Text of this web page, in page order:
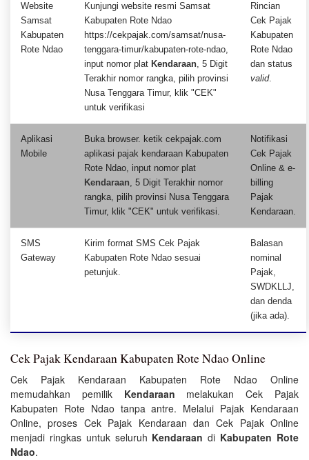
Website
Samsat
Kabupaten
Rote Ndao
Kunjungi website resmi Samsat
Kabupaten Rote Ndao
https://cekpajak.com/samsat/nusa-
tenggara-timur/kabupaten-rote-ndao,
input nomor plat Kendaraan, 5 Digit
Terakhir nomor rangka, pilih provinsi
Nusa Tenggara Timur, klik "CEK"
untuk verifikasi
Rincian
Cek Pajak
Kabupaten
Rote Ndao
dan status
valid.
Aplikasi
Mobile
Buka browser. ketik cekpajak.com
aplikasi pajak kendaraan Kabupaten
Rote Ndao, input nomor plat
Kendaraan, 5 Digit Terakhir nomor
rangka, pilih provinsi Nusa Tenggara
Timur, klik "CEK" untuk verifikasi.
Notifikasi
Cek Pajak
Online & e-
billing
Pajak
Kendaraan.
SMS
Gateway
Kirim format SMS Cek Pajak
Kabupaten Rote Ndao sesuai
petunjuk.
Balasan
nominal
Pajak,
SWDKLLJ,
dan denda
(jika ada).
Cek Pajak Kendaraan Kabupaten Rote Ndao Online
Cek Pajak Kendaraan Kabupaten Rote Ndao Online
memudahkan pemilik Kendaraan melakukan Cek Pajak
Kabupaten Rote Ndao tanpa antre. Melalui Pajak Kendaraan
Online, proses Cek Pajak Kendaraan dan Cek Pajak Online
menjadi ringkas untuk seluruh Kendaraan di Kabupaten Rote
Ndao.